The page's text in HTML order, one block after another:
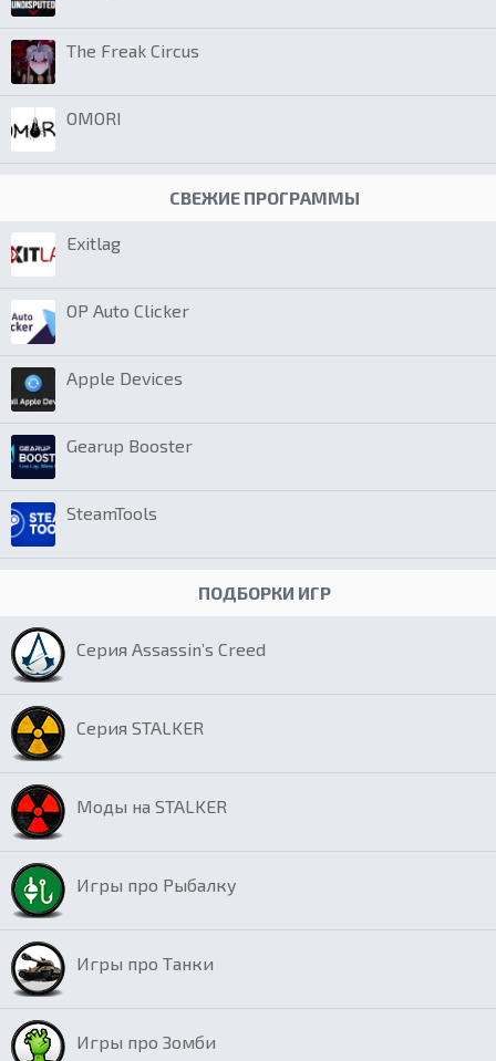
The Freak Circus
OMORI
СВЕЖИЕ ПРОГРАММЫ
Exitlag
OP Auto Clicker
Apple Devices
Gearup Booster
SteamTools
ПОДБОРКИ ИГР
Серия Assassin’s Creed
Серия STALKER
Моды на STALKER
Игры про Рыбалку
Игры про Танки
Игры про Зомби